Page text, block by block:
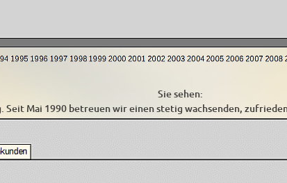
Sie sehen:
Seit Mai 1990 betreuen wir einen stetig wachsenden,